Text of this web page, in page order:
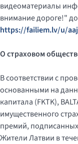
видеоматериалы
внимание дороге!"
https://failiem.lv/u/
О страховом
В соответствии с
основанными на
капитала (FKTK),
имущественного
премий,
Жители Латвии в